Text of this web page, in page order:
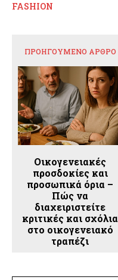
FASHION
ΠΡΟΗΓΟΎΜΕΝΟ ΆΡΘΡΟ
Οικογενειακές
προσδοκίες και
προσωπικά όρια –
Πώς να
διαχειριστείτε
κριτικές και σχόλια
στο οικογενειακό
τραπέζι